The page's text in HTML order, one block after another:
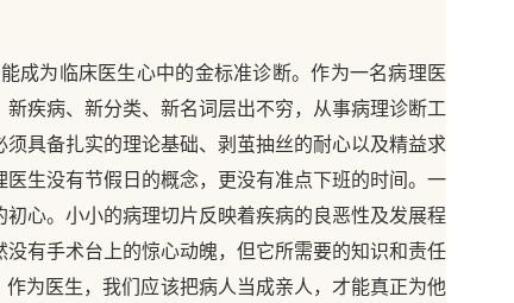
成为临床医生心中的金标准诊断。作为一名病理医
疾病、新分类、新名词层出不穷，从事病理诊断工
具备扎实的理论基础、剥茧抽丝的耐心以及精益求
生没有节假日的概念，更没有准点下班的时间。一
心。小小的病理切片反映着疾病的良恶性及发展程
有手术台上的惊心动魄，但它所需要的知识和责任
为医生，我们应该把病人当成亲人，才能真正为他